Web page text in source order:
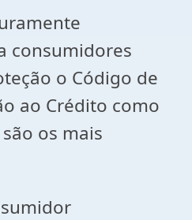
consumidores
o Código de
ao Crédito como
os mais